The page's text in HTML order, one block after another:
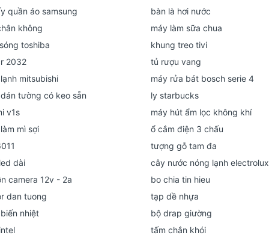
quần áo samsung bàn là hơi nước
không máy làm sữa chua
toshiba khung treo tivi
2032 tủ rượu vang
mitsubishi máy rửa bát bosch serie 4
tường có keo sẵn ly starbucks
v1s máy hút ẩm lọc không khí
mì sợi ổ cắm điện 3 chấu
tượng gỗ tam đa
dài cây nước nóng lạnh electrolux
camera 12v - 2a bo chia tin hieu
dan tuong tạp dề nhựa
nhiệt bộ drap giường
tấm chắn khói